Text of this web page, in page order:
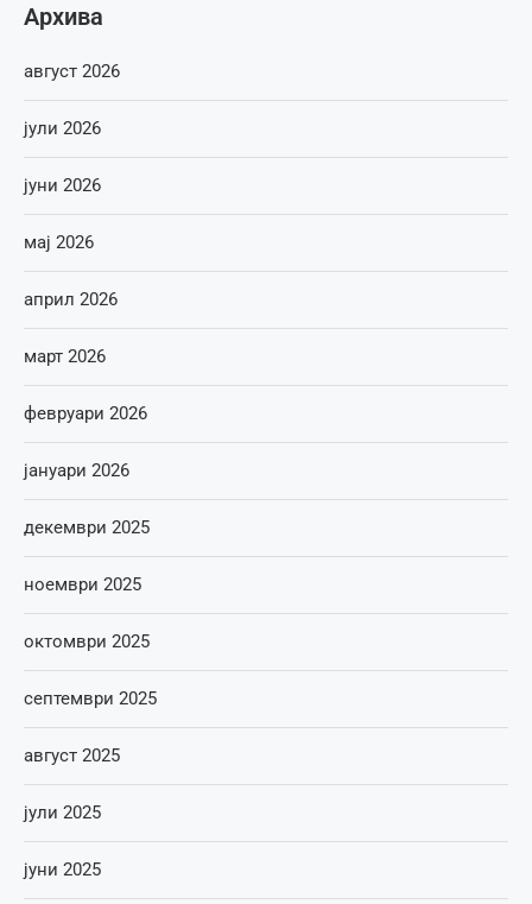
Архива
август 2026
јули 2026
јуни 2026
мај 2026
април 2026
март 2026
февруари 2026
јануари 2026
декември 2025
ноември 2025
октомври 2025
септември 2025
август 2025
јули 2025
јуни 2025